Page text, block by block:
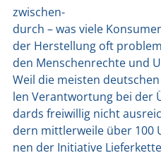
zwi­schen­
durch – was vie­le
der Her­stel­lung oft
den Men­schen­rech­te und
Weil die meis­ten
len Ver­ant­wor­tung bei der
dards frei­wil­lig nicht
dern mitt­ler­wei­le über
nen der Initia­ti­ve